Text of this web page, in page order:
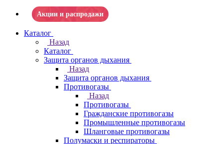
Акции и распродажи
Каталог
Назад
Каталог
Защита органов дыхания
Назад
Защита органов дыхания
Противогазы
Назад
Противогазы
Гражданские противогазы
Промышленные противогазы
Шланговые противогазы
Полумаски и респираторы